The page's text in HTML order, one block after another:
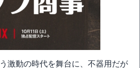
激動の時代を舞台に、不器用だが